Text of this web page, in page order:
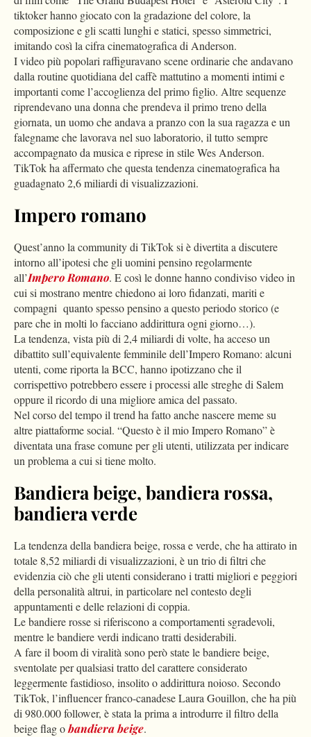
tiktoker hanno giocato con la gradazione del colore, la
composizione e gli scatti lunghi e statici, spesso simmetrici,
imitando così la cifra cinematografica di Anderson.
I video più popolari raffiguravano scene ordinarie che andavano
dalla routine quotidiana del caffè mattutino a momenti intimi e
importanti come l’accoglienza del primo figlio. Altre sequenze
riprendevano una donna che prendeva il primo treno della
giornata, un uomo che andava a pranzo con la sua ragazza e un
falegname che lavorava nel suo laboratorio, il tutto sempre
accompagnato da musica e riprese in stile Wes Anderson.
TikTok ha affermato che questa tendenza cinematografica ha
guadagnato 2,6 miliardi di visualizzazioni.
Impero romano
Quest’anno la community di TikTok si è divertita a discutere
intorno all’ipotesi che gli uomini pensino regolarmente
all’Impero Romano. E così le donne hanno condiviso video in
cui si mostrano mentre chiedono ai loro fidanzati, mariti e
compagni quanto spesso pensino a questo periodo storico (e
pare che in molti lo facciano addirittura ogni giorno…).
La tendenza, vista più di 2,4 miliardi di volte, ha acceso un
dibattito sull’equivalente femminile dell’Impero Romano: alcuni
utenti, come riporta la BCC, hanno ipotizzano che il
corrispettivo potrebbero essere i processi alle streghe di Salem
oppure il ricordo di una migliore amica del passato.
Nel corso del tempo il trend ha fatto anche nascere meme su
altre piattaforme social. “Questo è il mio Impero Romano” è
diventata una frase comune per gli utenti, utilizzata per indicare
un problema a cui si tiene molto.
Bandiera beige, bandiera rossa,
bandiera verde
La tendenza della bandiera beige, rossa e verde, che ha attirato in
totale 8,52 miliardi di visualizzazioni, è un trio di filtri che
evidenzia ciò che gli utenti considerano i tratti migliori e peggiori
della personalità altrui, in particolare nel contesto degli
appuntamenti e delle relazioni di coppia.
Le bandiere rosse si riferiscono a comportamenti sgradevoli,
mentre le bandiere verdi indicano tratti desiderabili.
A fare il boom di viralità sono però state le bandiere beige,
sventolate per qualsiasi tratto del carattere considerato
leggermente fastidioso, insolito o addirittura noioso. Secondo
TikTok, l’influencer franco-canadese Laura Gouillon, che ha più
di 980.000 follower, è stata la prima a introdurre il filtro della
beige flag obandiera beige.